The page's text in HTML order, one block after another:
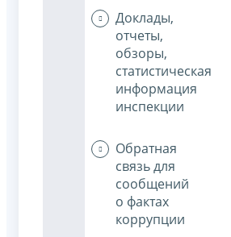
Доклады,
отчеты,
обзоры,
статистическая
информация
инспекции
Обратная
связь для
сообщений
о фактах
коррупции